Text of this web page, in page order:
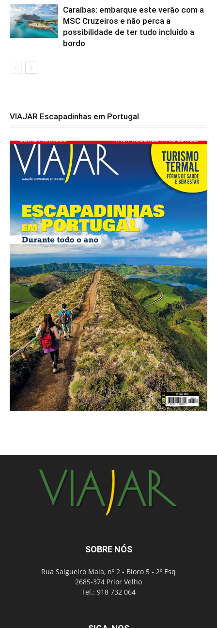
Caraíbas: embarque este verão com a
MSC Cruzeiros e não perca a
possibilidade de ter tudo incluído a
bordo
VIAJAR Escapadinhas em Portugal
SOBRE NÓS
Rua Salgueiro Maia, nº 2 - Bloco 5 - 2º Esq
2685-374 Prior Velho
Tel.: 918 732 064